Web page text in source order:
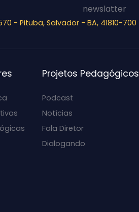
- Pituba, Salvador - BA, 41810-700
Projetos Pedagógicos
Podcast
Notícias
Fala Diretor
Dialogando